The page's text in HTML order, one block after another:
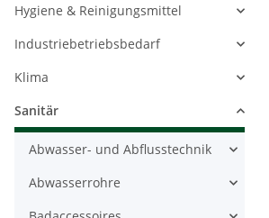
Hygiene & Reinigungsmittel
Industriebetriebsbedarf
Klima
Sanitär
Abwasser- und Abflusstechnik
Abwasserrohre